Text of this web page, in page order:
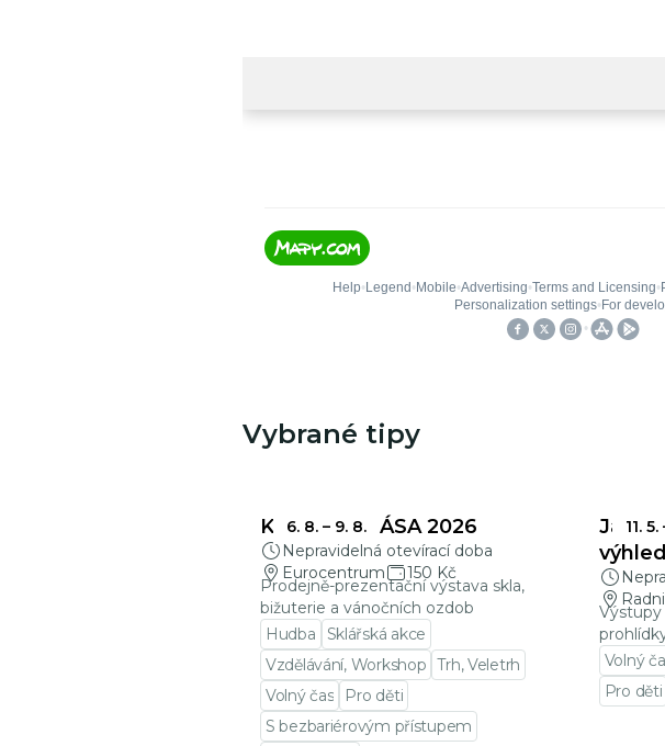
Vybrané tipy
6. 8. – 9. 8.
KŘEHKÁ KRÁSA 2026
Nepravidelná otevírací doba
Eurocentrum
150 Kč
Prodejně-prezentační výstava skla,
bižuterie a vánočních ozdob
Hudba
Sklářská akce
Vzdělávání, Workshop Trh, Veletrh
Volný čas
Pro děti
S bezbariérovým přístupem
11. 5.
Výstupy
Volný
Pro děti